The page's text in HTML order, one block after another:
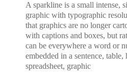
A sparkline is a small intense,
graphic with typographic
that graphics are no longer
with captions and boxes, but
can be everywhere a word or
embedded in a sentence, table,
spreadsheet, graphic